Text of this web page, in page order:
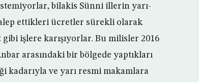
bilakis Sünni illerin yarı-
ettikleri ücretler sürekli olarak
işlere karışıyorlar. Bu milisler 2016
arasındaki bir bölgede yaptıkları
kadarıyla ve yarı resmi makamlara